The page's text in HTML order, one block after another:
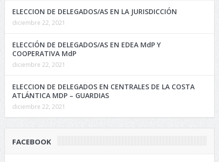
ELECCION DE DELEGADOS/AS EN LA JURISDICCIÓN
diciembre 22, 2021
ELECCIÓN DE DELEGADOS/AS EN EDEA MdP Y
COOPERATIVA MdP
diciembre 22, 2021
ELECCION DE DELEGADOS EN CENTRALES DE LA COSTA
ATLÁNTICA MDP – GUARDIAS
diciembre 22, 2021
FACEBOOK